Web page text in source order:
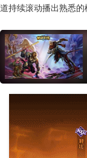
道持续滚动播出熟悉的